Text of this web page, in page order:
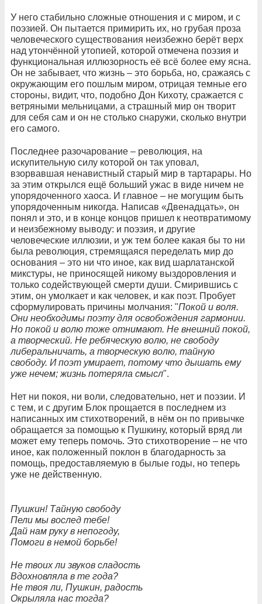
У него стабильно сложные отношения и с миром, и с
поэзией. Он пытается примирить их, но грубая проза
человеческого существования неизбежно берёт верх
над утончённой утопией, которой отмечена поэзия и
функциональная иллюзорность её всё более ему ясна.
Он не забывает, что жизнь – это борьба, но, сражаясь с
окружающим его пошлым миром, отрицая темные его
стороны, видит, что, подобно Дон Кихоту, сражается с
ветряными мельницами, а страшный мир он творит
для себя сам и он не столько снаружи, сколько внутри
его самого.
Последнее разочарование – революция, на
искупительную силу которой он так уповал,
взорвавшая ненавистный старый мир в тартарары. Но
за этим открылся ещё больший ужас в виде ничем не
упорядоченного хаоса. И главное – не могущим быть
упорядоченным никогда. Написав «Двенадцать», он
понял и это, и в конце концов пришел к неотвратимому
и неизбежному выводу: и поэзия, и другие
человеческие иллюзии, и уж тем более какая бы то ни
была революция, стремящаяся переделать мир до
основания – это ни что иное, как вид шарлатанской
микстуры, не приносящей никому выздоровления и
только содействующей смерти души. Смирившись с
этим, он умолкает и как человек, и как поэт. Пробует
сформулировать причины молчания: "Покой и воля.
Они необходимы поэту для освобождения гармонии.
Но покой и волю тоже отнимают. Не внешний покой,
а творческий. Не ребяческую волю, не свободу
либеральничать, а творческую волю, тайную
свободу. И поэт умирает, потому что дышать ему
уже нечем; жизнь потеряла смысл".
Нет ни покоя, ни воли, следовательно, нет и поэзии. И
с тем, и с другим Блок прощается в последнем из
написанных им стихотворений, в нём он по привычке
обращается за помощью к Пушкину, который вряд ли
может ему теперь помочь. Это стихотворение – не что
иное, как положенный поклон в благодарность за
помощь, предоставляемую в былые годы, но теперь
уже не действенную.
Пушкин! Тайную свободу
Пели мы вослед тебе!
Дай нам руку в непогоду,
Помоги в немой борьбе!
Не твоих ли звуков сладость
Вдохновляла в те года?
Не твоя ли, Пушкин, радость
Окрыляла нас тогда?